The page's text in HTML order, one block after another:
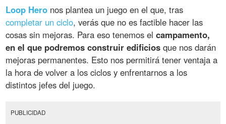
Loop Hero nos plantea un juego en el que, tras
completar un ciclo, verás que no es factible hacer las
cosas sin mejoras. Para eso tenemos elcampamento,
en el que podremos construir edificios que nos darán
mejoras permanentes. Esto nos permitirá tener ventaja a
la hora de volver a los ciclos y enfrentarnos a los
distintos jefes del juego.
PUBLICIDAD